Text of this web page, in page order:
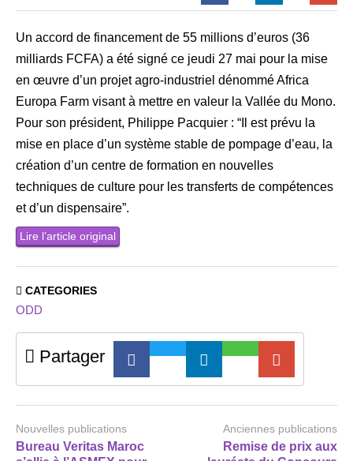
Un accord de financement de 55 millions d’euros (36
milliards FCFA) a été signé ce jeudi 27 mai pour la mise
en œuvre d’un projet agro-industriel dénommé Africa
Europa Farm visant à mettre en valeur la Vallée du Mono.
Pour son président, Philippe Pacquier : “Il est prévu la
mise en place d’un système stable de pompage d’eau, la
création d’un centre de formation en nouvelles
techniques de culture pour les transferts de compétences
et d’un dispensaire”.
Lire l’article original
CATEGORIES
ODD
Partager
Nouvelles publications
Bureau Veritas Maroc
Anciennes publications
Remise de prix aux